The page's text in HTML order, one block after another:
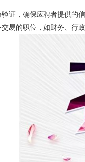
证，确保应聘者提供的
易的职位，如财务、行